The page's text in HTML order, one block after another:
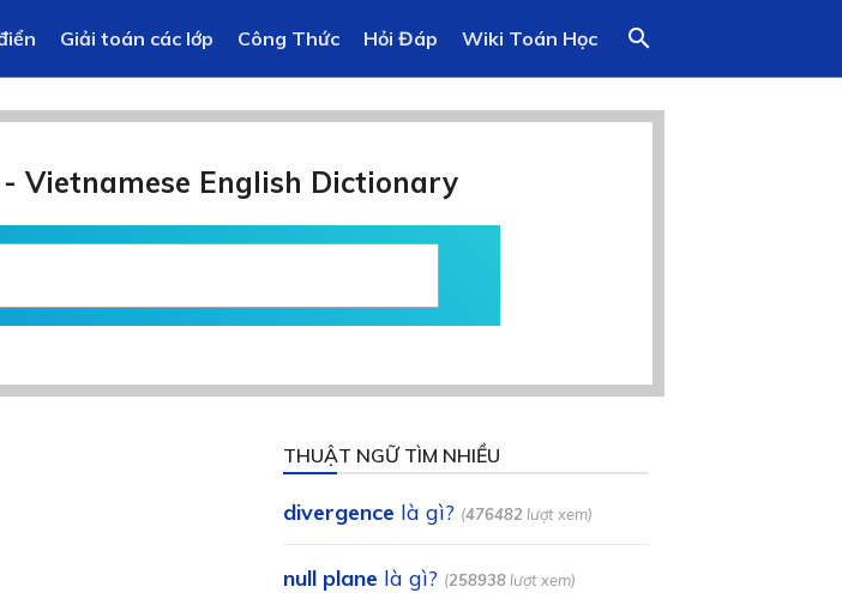
search
Giải toán các lớp Công Thức Hỏi Đáp Wiki Toán Học
Vietnamese English Dictionary
THUẬT NGỮ TÌM NHIỀU
divergence là gì? (476482 lượt xem)
null plane là gì? (258938 lượt xem)